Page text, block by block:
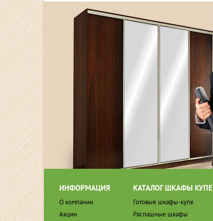
ИНФОРМАЦИЯ
О компании
Акции
КАТАЛОГ ШКАФЫ КУПЕ
Готовые шкафы-купе
Распашные шкафы